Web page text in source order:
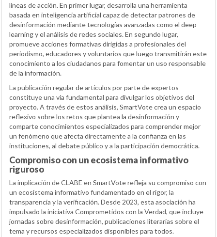
líneas de acción. En primer lugar, desarrolla una herramienta
basada en inteligencia artificial capaz de detectar patrones de
desinformación mediante tecnologías avanzadas como el deep
learning y el análisis de redes sociales. En segundo lugar,
promueve acciones formativas dirigidas a profesionales del
periodismo, educadores y voluntarios que luego transmitirán este
conocimiento a los ciudadanos para fomentar un uso responsable
de la información.
La publicación regular de artículos por parte de expertos
constituye una vía fundamental para divulgar los objetivos del
proyecto. A través de estos análisis, SmartVote crea un espacio
reflexivo sobre los retos que plantea la desinformación y
comparte conocimientos especializados para comprender mejor
un fenómeno que afecta directamente a la confianza en las
instituciones, al debate público y a la participación democrática.
Compromiso con un ecosistema informativo
riguroso
La implicación de CLABE en SmartVote refleja su compromiso con
un ecosistema informativo fundamentado en el rigor, la
transparencia y la verificación. Desde 2023, esta asociación ha
impulsado la iniciativa Comprometidos con la Verdad, que incluye
jornadas sobre desinformación, publicaciones literarias sobre el
tema y recursos especializados disponibles para todos.